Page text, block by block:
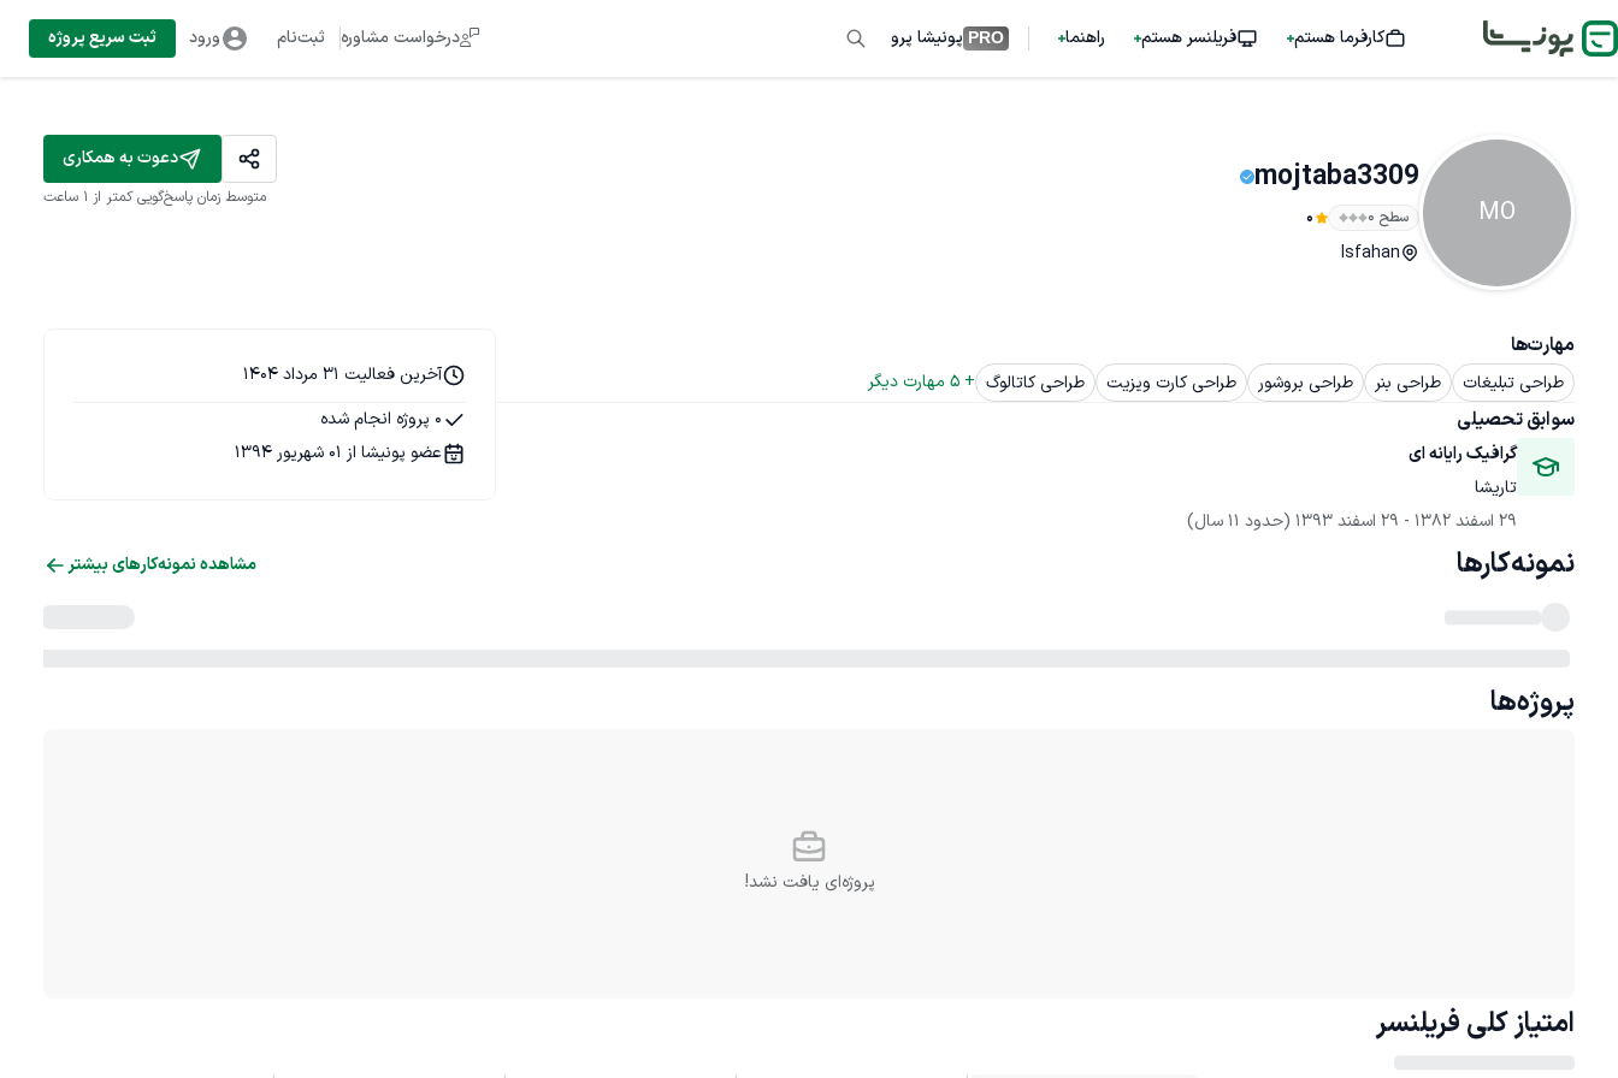
کارفرما هستم فریلنسر هستم راهنما PRO پونیشا پرو درخواست مشاوره ثبت‌نام ورود ثبت سریع پروژه
MO
mojtaba3309
سطح ۰ 0
Isfahan
دعوت به همکاری
متوسط زمان پاسخ‌گویی کمتر از 1 ساعت
مهارت‌ها
طراحی تبلیغات طراحی بنر طراحی بروشور طراحی کارت ویزیت طراحی کاتالوگ +
5 مهارت دیگر
سوابق تحصیلی
گرافیک رایانه ای
تاریشا
29 اسفند 1382
- 29 اسفند 1393 (حدود 11 سال)
آخرین فعالیت 31 مرداد 1404
0 پروژه انجام شده
عضو پونیشا از 01 شهریور 1394
نمونه‌کارها مشاهده نمونه‌کارهای بیشتر
پروژه‌ها
پروژه‌ای یافت نشد!
امتیاز کلی فریلنسر